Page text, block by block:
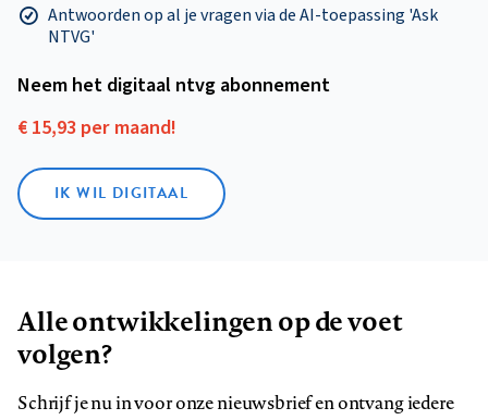
Antwoorden op al je vragen via de AI-toepassing 'Ask
NTVG'
Neem het digitaal ntvg abonnement
€ 15,93 per maand!
IK WIL DIGITAAL
Alle ontwikkelingen op de voet
volgen?
Schrijf je nu in voor onze nieuwsbrief en ontvang iedere